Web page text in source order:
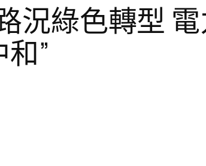
況綠色轉型
”